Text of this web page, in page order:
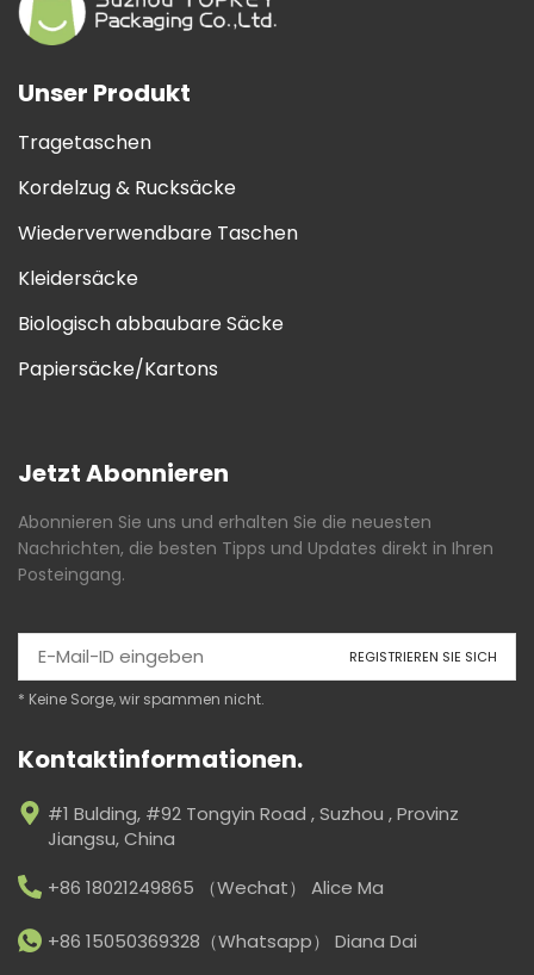
Unser Produkt
Tragetaschen
Kordelzug & Rucksäcke
Wiederverwendbare Taschen
Kleidersäcke
Biologisch abbaubare Säcke
Papiersäcke/Kartons
Jetzt Abonnieren
Abonnieren Sie uns und erhalten Sie die neuesten
Nachrichten, die besten Tipps und Updates direkt in Ihren
Posteingang.
* Keine Sorge, wir spammen nicht.
Kontaktinformationen.
#1 Bulding, #92 Tongyin Road , Suzhou , Provinz
Jiangsu, China
+86 18021249865 （Wechat） Alice Ma
+86 15050369328（Whatsapp） Diana Dai